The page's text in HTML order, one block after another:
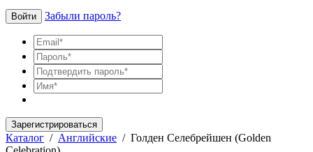
Войти Забыли пароль?
Зарегистрироваться
Каталог / Английские / Голден Селебрейшен (Golden